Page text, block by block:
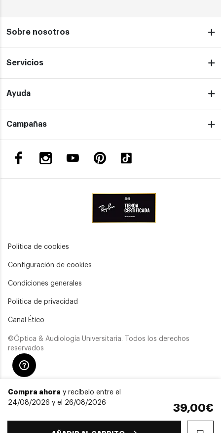
Compra ahora y recíbelo entre el
24/08/2026 y el 26/08/2026
39,00€
Sobre nosotros
Servicios
Ayuda
Campañas
Política de cookies
Configuración de cookies
Condiciones generales
Política de privacidad
Canal Ético
©Óptica & Audiología Universitaria. Todos los derechos
reservados